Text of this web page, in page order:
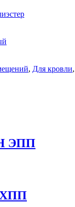
, Для кровли,
Н ЭПП
ХПП